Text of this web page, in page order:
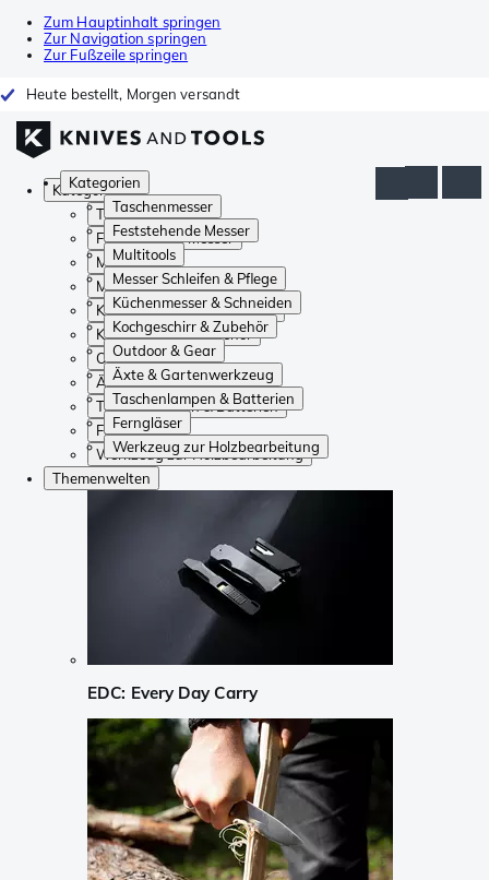
Zum Hauptinhalt springen
Zur Navigation springen
Zur Fußzeile springen
Heute bestellt, Morgen versandt
Kategorien
Taschenmesser
Feststehende Messer
Multitools
Messer Schleifen & Pflege
Küchenmesser & Schneiden
Kochgeschirr & Zubehör
Outdoor & Gear
Äxte & Gartenwerkzeug
Taschenlampen & Batterien
Ferngläser
Werkzeug zur Holzbearbeitung
Kategorien
Taschenmesser
Feststehende Messer
Multitools
Messer Schleifen & Pflege
Küchenmesser & Schneiden
Kochgeschirr & Zubehör
Outdoor & Gear
Äxte & Gartenwerkzeug
Taschenlampen & Batterien
Ferngläser
Werkzeug zur Holzbearbeitung
Themenwelten
EDC: Every Day Carry